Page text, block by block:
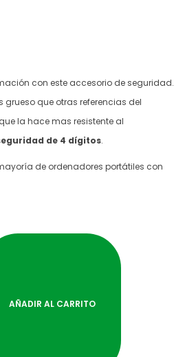
con este accesorio de seguridad.
que otras referencias del
la hace mas resistente al
de 4 dígitos.
de ordenadores portátiles con
AÑADIR AL CARRITO